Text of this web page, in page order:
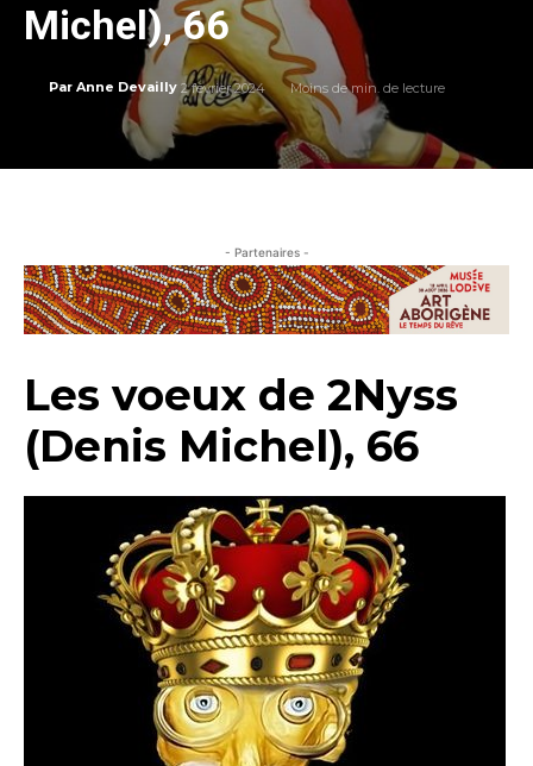
Michel), 66
Par Anne Devailly 2 février 2024 Moins demin. de lecture
- Partenaires -
Les voeux de 2Nyss
(Denis Michel), 66